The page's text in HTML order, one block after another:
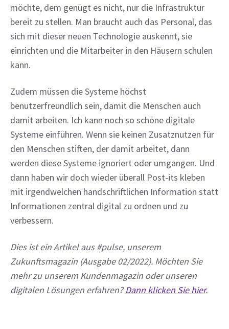
möchte, dem genügt es nicht, nur die Infrastruktur
bereit zu stellen. Man braucht auch das Personal, das
sich mit dieser neuen Technologie auskennt, sie
einrichten und die Mitarbeiter in den Häusern schulen
kann.
Zudem müssen die Systeme höchst
benutzerfreundlich sein, damit die Menschen auch
damit arbeiten. Ich kann noch so schöne digitale
Systeme einführen. Wenn sie keinen Zusatznutzen für
den Menschen stiften, der damit arbeitet, dann
werden diese Systeme ignoriert oder umgangen. Und
dann haben wir doch wieder überall Post-its kleben
mit irgendwelchen handschriftlichen Information statt
Informationen zentral digital zu ordnen und zu
verbessern.
Dies ist ein Artikel aus #pulse, unserem
Zukunftsmagazin (Ausgabe 02/2022). Möchten Sie
mehr zu unserem Kundenmagazin oder unseren
digitalen Lösungen erfahren? Dann klicken Sie hier.